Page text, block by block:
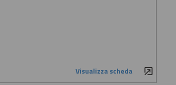
Visualizza scheda